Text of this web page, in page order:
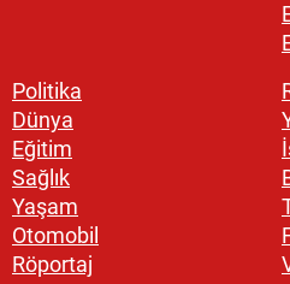
Politika
Dünya
Eğitim
Sağlık
Yaşam
Otomobil
Röportaj